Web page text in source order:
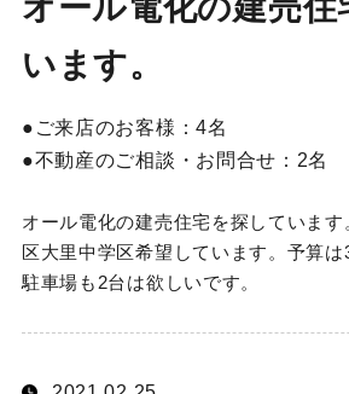
オール電化の建売住
います。
ご来店のお客様：4名
不動産のご相談・お問合せ： 2名
オール電化の建売住宅を探していま
区大里中学区希望しています。予算は
駐車場も2台は欲しいです。